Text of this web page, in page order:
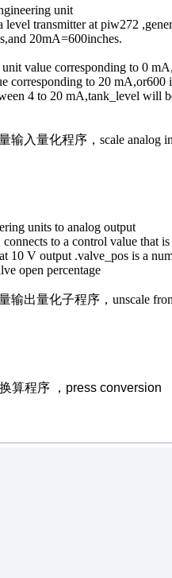
unit
level transmitter at piw272
20mA=600inches.
value corresponding to 0
corresponding to 20 mA,or600
4 to 20 mA,tank_level will
入量化程序，scale analog
units to analog output
to a control value that
10 V output .valve_pos is a
open percentage
出量化子程序，unscale
程序 ， press conversion